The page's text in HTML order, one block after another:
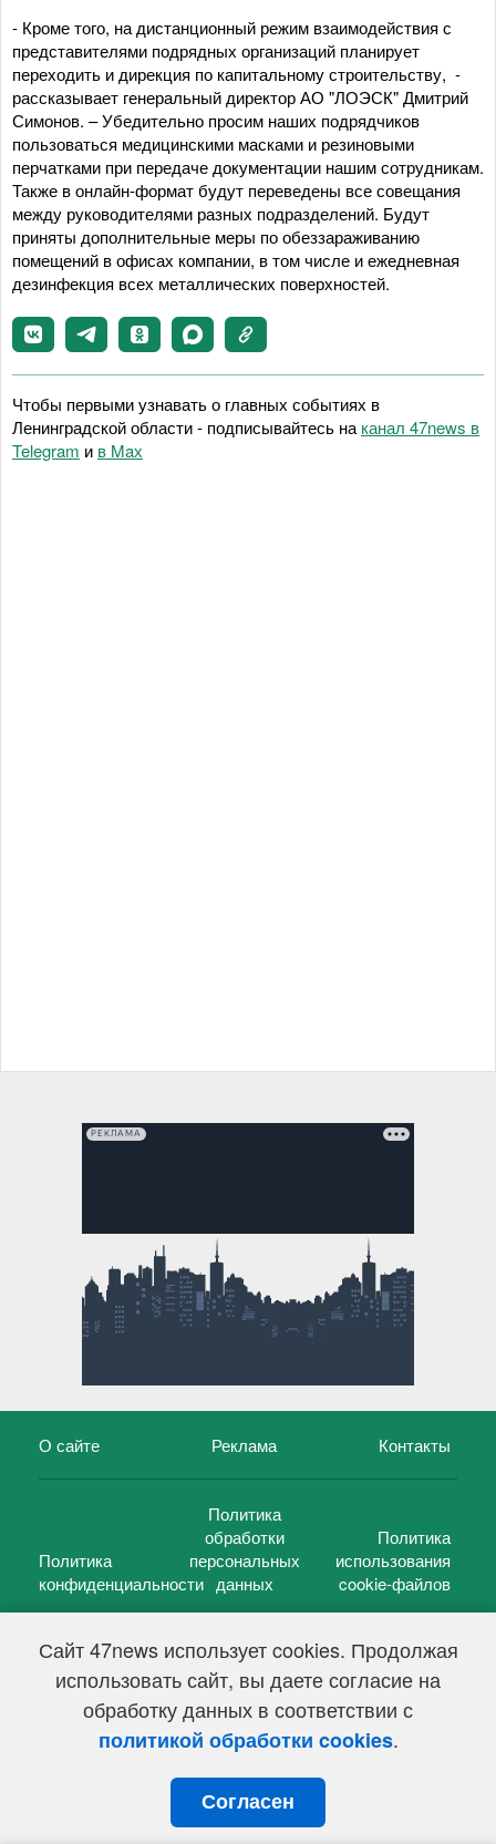
Сайт 47news использует cookies. Продолжая
использовать сайт, вы даете согласие на
обработку данных в соответствии с
политикой обработки cookies.
Согласен
- Кроме того, на дистанционный режим взаимодействия с
представителями подрядных организаций планирует
переходить и дирекция по капитальному строительству, -
рассказывает генеральный директор АО "ЛОЭСК" Дмитрий
Симонов. – Убедительно просим наших подрядчиков
пользоваться медицинскими масками и резиновыми
перчатками при передаче документации нашим сотрудникам.
Также в онлайн-формат будут переведены все совещания
между руководителями разных подразделений. Будут
приняты дополнительные меры по обеззараживанию
помещений в офисах компании, в том числе и ежедневная
дезинфекция всех металлических поверхностей.
Чтобы первыми узнавать о главных событиях в
Ленинградской области - подписывайтесь на канал 47news в
Telegram и в Maх
РЕКЛАМА
О сайте Реклама Контакты
Политика
конфиденциальности
Политика
обработки
персональных
данных
Политика
использования
cookie-файлов
47 новостей (47 news)2005 — 2026 г.
Свидетельство о регистрации СМИ Эл № ФС 77-39848, выдано
Федеральной службой по надзору в сфере связи,
информационных технологий и массовых коммуникаций